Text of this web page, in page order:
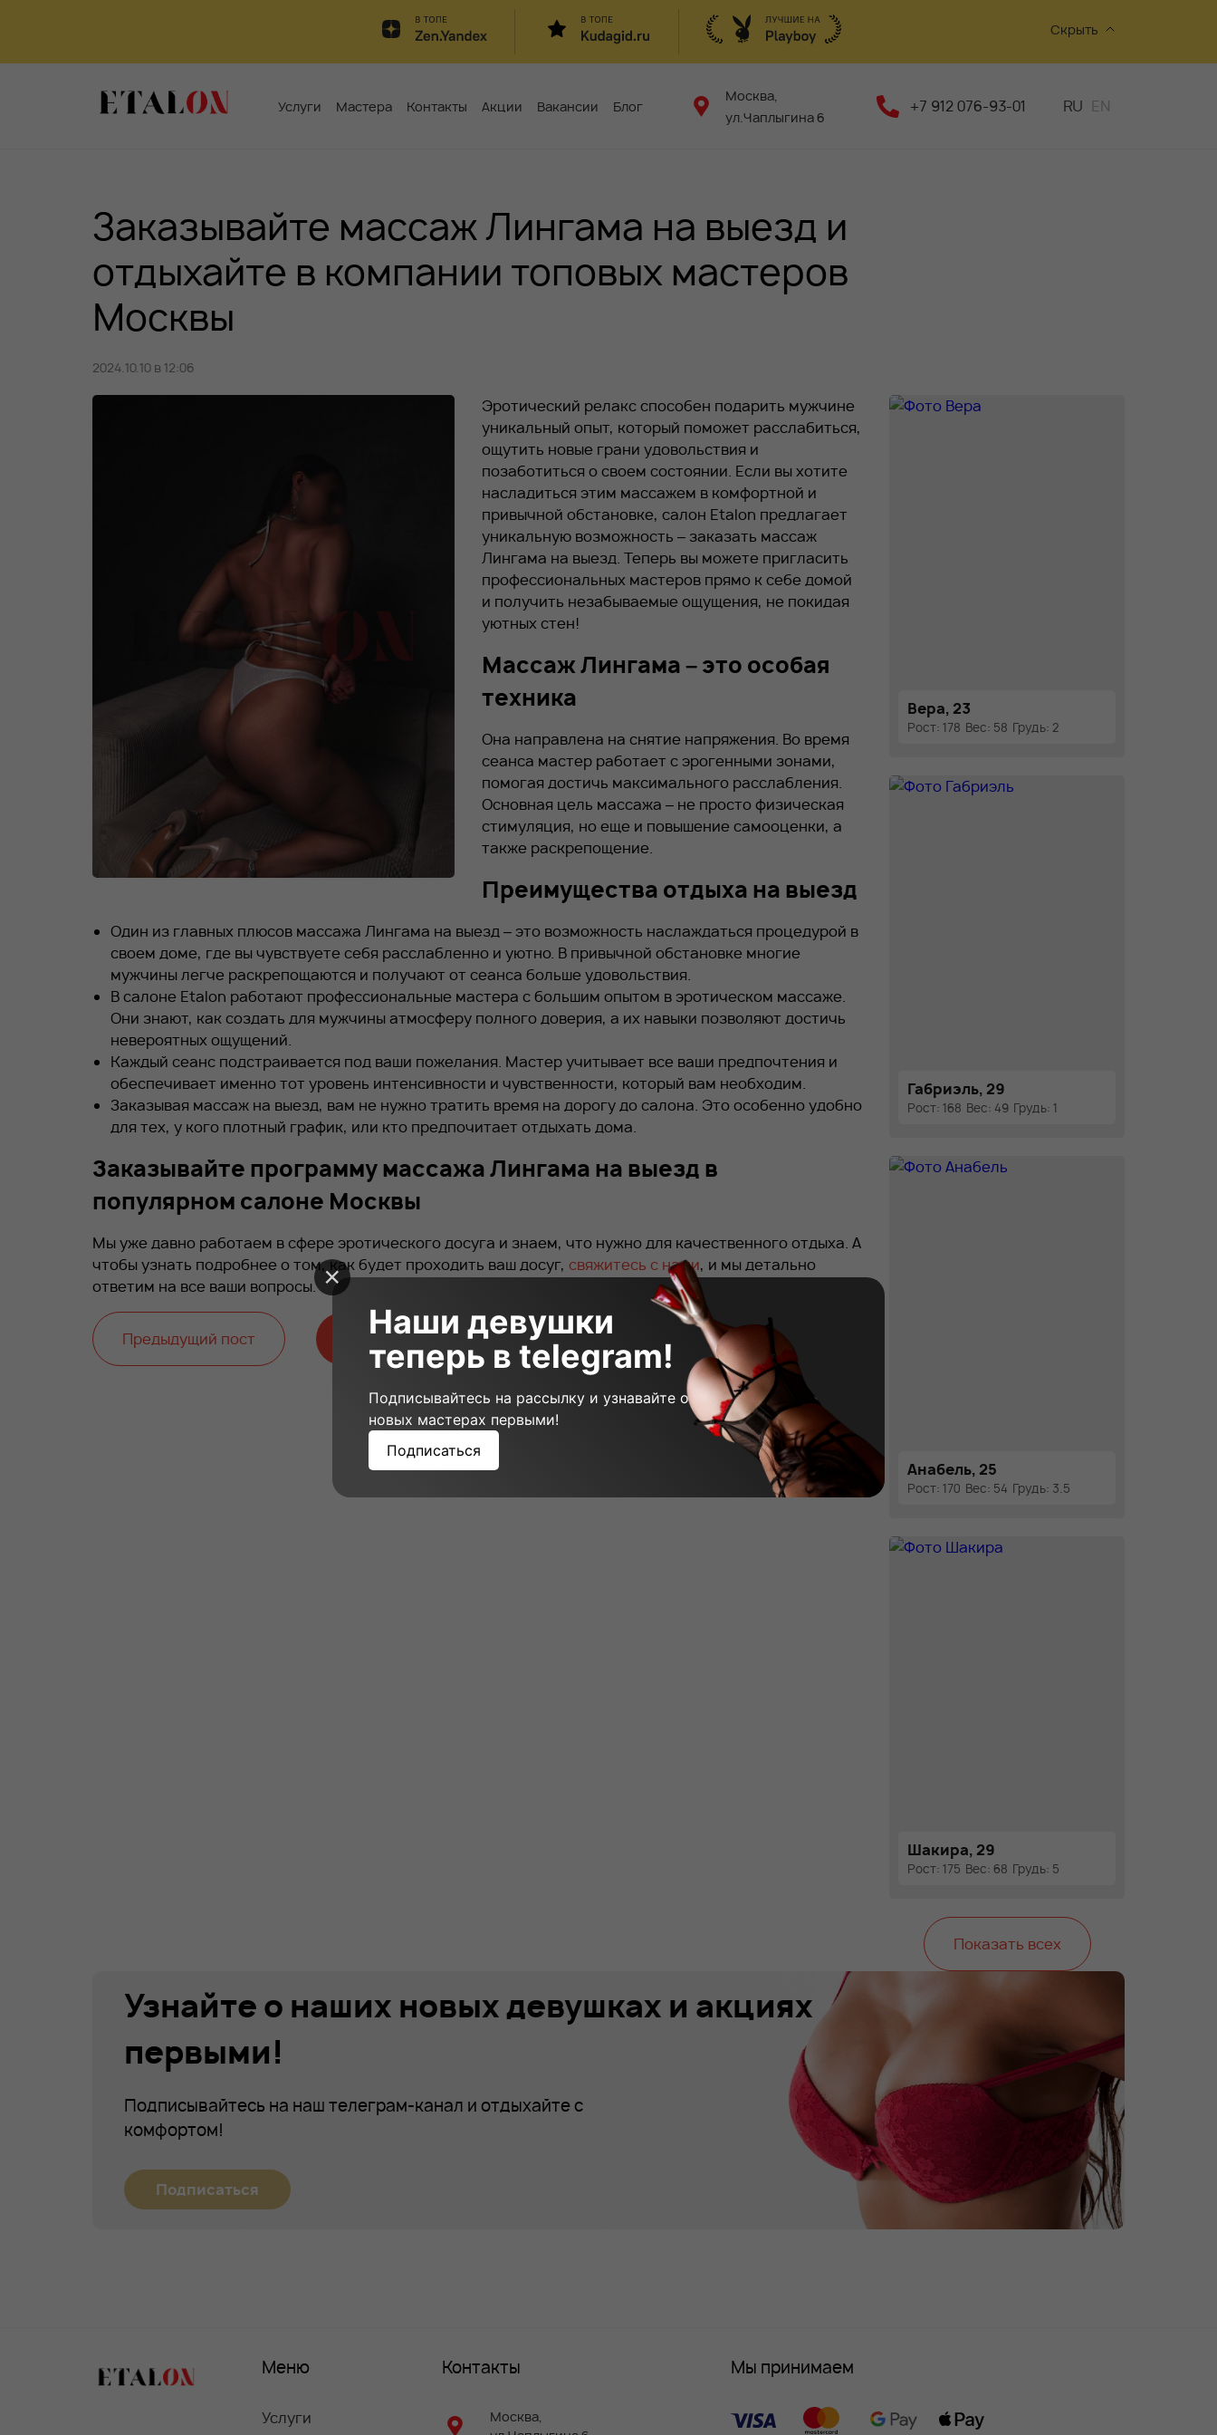
Скрыть
Услуги Мастера Контакты Акции Вакансии Блог
Москва,
ул.Чаплыгина 6
+7 912 076-93-01 RU EN
Заказывайте массаж Лингама на выезд и
отдыхайте в компании топовых мастеров
Москвы
2024.10.10 в 12:06
Эротический релакс способен подарить мужчине
уникальный опыт, который поможет расслабиться,
ощутить новые грани удовольствия и
позаботиться о своем состоянии. Если вы хотите
насладиться этим массажем в комфортной и
привычной обстановке, салон Etalon предлагает
уникальную возможность – заказать массаж
Лингама на выезд. Теперь вы можете пригласить
профессиональных мастеров прямо к себе домой
и получить незабываемые ощущения, не покидая
уютных стен!
Массаж Лингама – это особая
техника
Она направлена на снятие напряжения. Во время
сеанса мастер работает с эрогенными зонами,
помогая достичь максимального расслабления.
Основная цель массажа – не просто физическая
стимуляция, но еще и повышение самооценки, а
также раскрепощение.
Преимущества отдыха на выезд
Один из главных плюсов массажа Лингама на выезд – это возможность наслаждаться процедурой в
своем доме, где вы чувствуете себя расслабленно и уютно. В привычной обстановке многие
мужчины легче раскрепощаются и получают от сеанса больше удовольствия.
В салоне Etalon работают профессиональные мастера с большим опытом в эротическом массаже.
Они знают, как создать для мужчины атмосферу полного доверия, а их навыки позволяют достичь
невероятных ощущений.
Каждый сеанс подстраивается под ваши пожелания. Мастер учитывает все ваши предпочтения и
обеспечивает именно тот уровень интенсивности и чувственности, который вам необходим.
Заказывая массаж на выезд, вам не нужно тратить время на дорогу до салона. Это особенно удобно
для тех, у кого плотный график, или кто предпочитает отдыхать дома.
Заказывайте программу массажа Лингама на выезд в
популярном салоне Москвы
Мы уже давно работаем в сфере эротического досуга и знаем, что нужно для качественного отдыха. А
чтобы узнать подробнее о том, как будет проходить ваш досуг, свяжитесь с нами, и мы детально
ответим на все ваши вопросы.
Предыдущий пост Следующий пост
Вера, 23
Рост: 178 Вес: 58 Грудь: 2
Габриэль, 29
Рост: 168 Вес: 49 Грудь: 1
Анабель, 25
Рост: 170 Вес: 54 Грудь: 3.5
Шакира, 29
Рост: 175 Вес: 68 Грудь: 5
Показать всех
Узнайте о наших новых девушках и акциях
первыми!
Подписывайтесь на наш телеграм-канал и отдыхайте с
комфортом!
Подписаться
Меню
Услуги
Контакты
Москва,
Мы принимаем
Наши девушки
теперь в telegram!
Подписывайтесь на рассылку и узнавайте о
новых мастерах первыми!
Подписаться